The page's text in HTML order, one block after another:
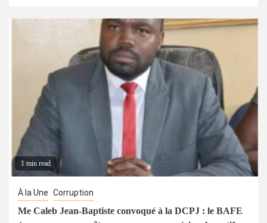
1 min read
À la Une Corruption
Me Caleb Jean-Baptiste convoqué à la DCPJ : le BAFE